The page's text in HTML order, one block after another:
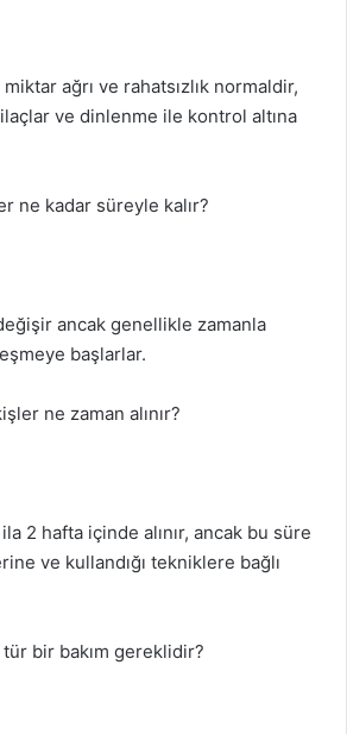
ağrı ve rahatsızlık normaldir,
ve dinlenme ile kontrol altına
ne kadar süreyle kalır?
ancak genellikle zamanla
başlarlar.
ne zaman alınır?
2 hafta içinde alınır, ancak bu süre
ve kullandığı tekniklere bağlı
bir bakım gereklidir?